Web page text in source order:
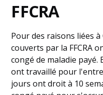
FFCRA
Pour des raisons liées à
couverts par la FFCRA
congé de maladie
ont travaillé pour
jours ont droit à 10